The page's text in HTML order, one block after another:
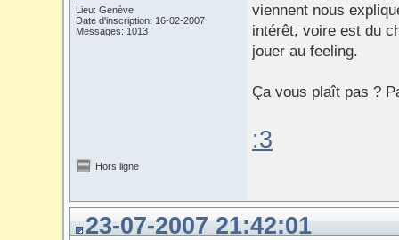
Lieu: Genève
Date d'inscription: 16-02-2007
Messages: 1013
viennent nous
intérêt, voire est du
jouer au feeling.
Ça vous plaît pas ?
:3
Hors ligne
23-07-2007 21:42:01